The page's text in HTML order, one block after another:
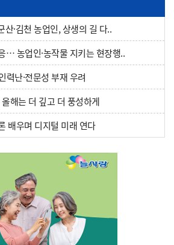
·김천 농업인, 상생의 길 다..
… 농업인·농작물 지키는 현장행..
력난·전문성 부재 우려
올해는 더 깊고 더 풍성하게
배우며 디지털 미래 연다